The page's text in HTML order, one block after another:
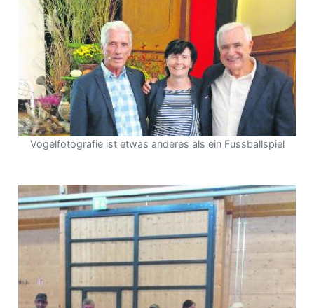
Vogelfotografie ist etwas anderes als ein Fussballspiel